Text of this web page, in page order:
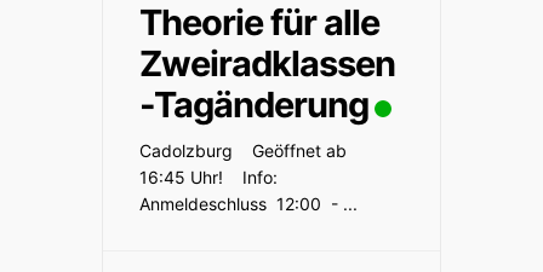
Theorie für alle
Zweiradklassen
-Tagänderung
Cadolzburg Geöffnet ab
16:45 Uhr! Info:
Anmeldeschluss 12:00 - ...